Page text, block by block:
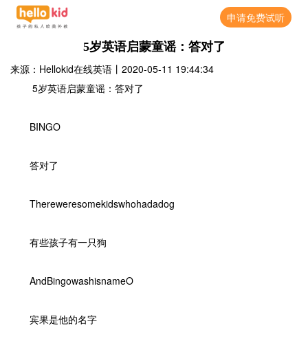
申请免费试听
5岁英语启蒙童谣：答对了
来源：Hellokid在线英语 丨 2020-05-11 19:44:34
5岁英语启蒙童谣：答对了
BINGO
答对了
Thereweresomekidswhohadadog
有些孩子有一只狗
AndBingowashisnameO
宾果是他的名字